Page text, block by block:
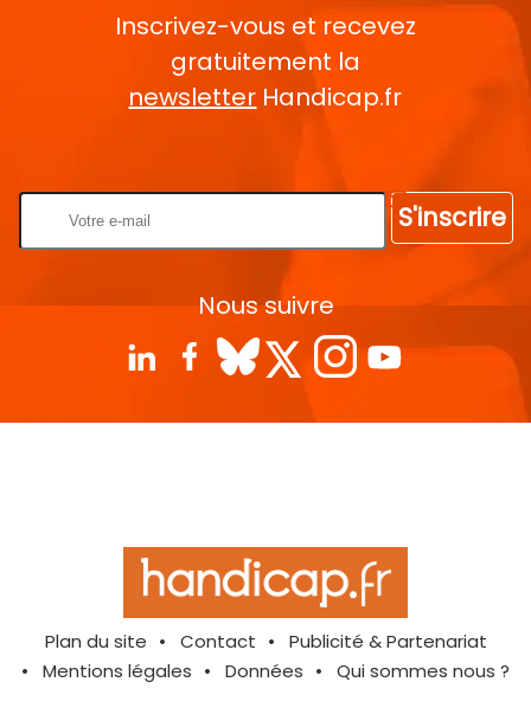
Inscrivez-vous et recevez
gratuitement la
newsletter Handicap.fr
S'inscrire
Nous suivre
Plan du site Contact
Publicité & Partenariat
Mentions légales
Données Qui sommes nous ?